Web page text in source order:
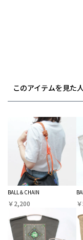
このアイテムを見た
BALL＆CHAIN
￥2,200